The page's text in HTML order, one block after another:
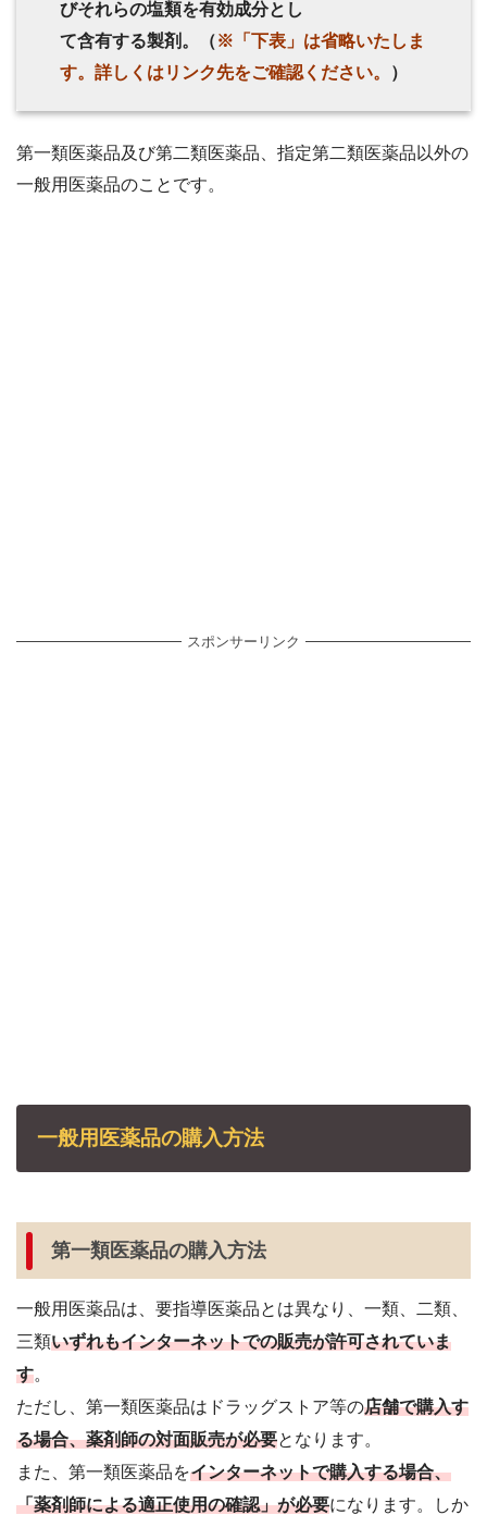
びそれらの塩類を有効成分とし
て含有する製剤。（ ※「下表」は省略いたしま
す。詳しくはリンク先をご確認ください。
）
第一類医薬品及び第二類医薬品、指定第二類医薬品以外の
一般用医薬品のことです。
スポンサーリンク
一般用医薬品の購入方法
第一類医薬品の購入方法
一般用医薬品は、要指導医薬品とは異なり、一類、二類、
三類いずれもインターネットでの販売が許可されていま
す。
ただし、第一類医薬品はドラッグストア等の店舗で購入す
る場合、薬剤師の対面販売が必要となります。
また、第一類医薬品をインターネットで購入する場合、
「薬剤師による適正使用の確認」が必要になります。しか